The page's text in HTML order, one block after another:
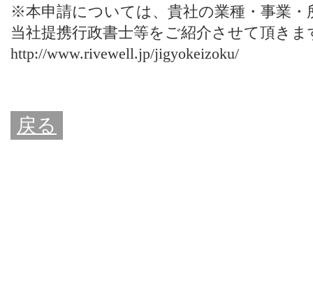
※本申請については、貴社の業種・事業・
当社提携行政書士等をご紹介させて頂きま
http://www.rivewell.jp/jigyokeizoku/
戻る